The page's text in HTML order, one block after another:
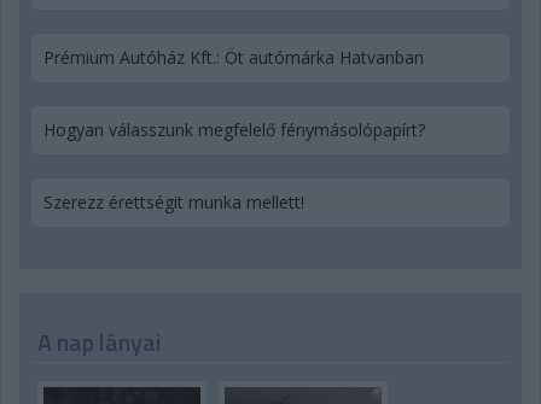
Prémium Autóház Kft.: Öt autómárka Hatvanban
Hogyan válasszunk megfelelő fénymásolópapírt?
Szerezz érettségit munka mellett!
A nap lányai